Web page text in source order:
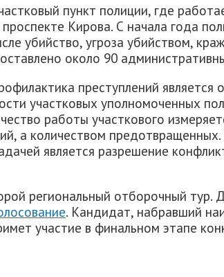
пункт полиции, где
Кирова. С начала года
убийство, угроза убийством,
около 90
преступлений является
участковых уполномоченных
работы участкового
а количеством
является разрешение
региональный отборочный тур.
. Кандидат, набравший
участие в финальном этапе